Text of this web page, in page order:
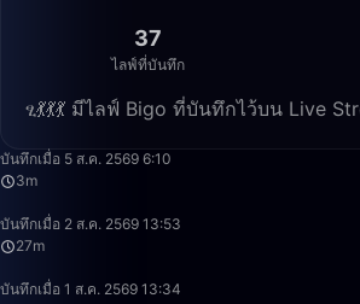
37
ไลฟ์ที่บันทึก
ፂ💃💃💃 มีไลฟ์ Bigo ที่บันทึกไว้บน Live
บันทึกเมื่อ 5 ส.ค. 2569 6:10
3m
บันทึกเมื่อ 2 ส.ค. 2569 13:53
27m
บันทึกเมื่อ 1 ส.ค. 2569 13:34